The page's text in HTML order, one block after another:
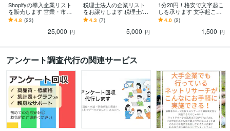
Shopifyの導入企業リスト
を販売します 営業・市場
調査・デザイン案にご利
用いただけます。
4.8 (23)
25,000 円
税理士法人の企業リスト
をお譲りします 税理士/営
業/リスト/DM/フォーム/営
業リスト
4.3 (7)
5,000 円
1分20円！格安で文字起こ
しを承ります 文字起こし/
会議/授業/論文/Youtube/リ
サーチ/調査
4.0 (2)
1,500 円
アンケート調査代行の関連サービス